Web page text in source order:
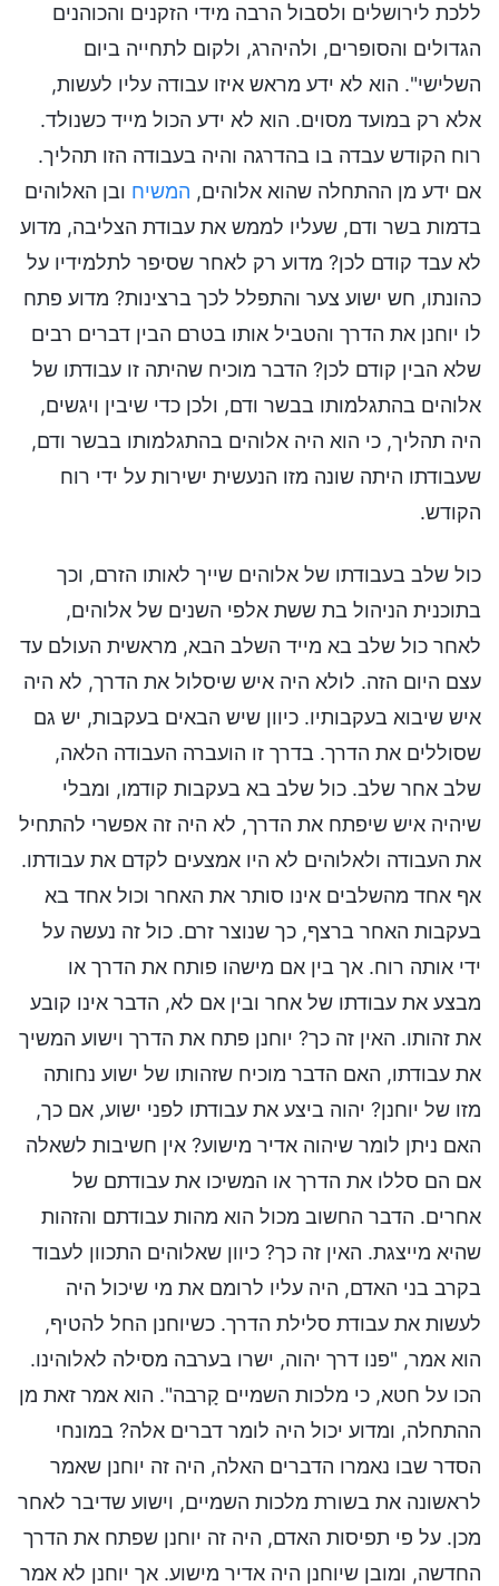
ללכת לירושלים ולסבול הרבה מידי הזקנים והכוהנים
הגדולים והסופרים, ולהיהרג, ולקום לתחייה ביום
השלישי". הוא לא ידע מראש איזו עבודה עליו לעשות,
אלא רק במועד מסוים. הוא לא ידע הכול מייד כשנולד.
רוח הקודש עבדה בו בהדרגה והיה בעבודה הזו תהליך.
אם ידע מן ההתחלה שהוא אלוהים, המשיח ובן האלוהים
בדמות בשר ודם, שעליו לממש את עבודת הצליבה, מדוע
לא עבד קודם לכן? מדוע רק לאחר שסיפר לתלמידיו על
כהונתו, חש ישוע צער והתפלל לכך ברצינות? מדוע פתח
לו יוחנן את הדרך והטביל אותו בטרם הבין דברים רבים
שלא הבין קודם לכן? הדבר מוכיח שהיתה זו עבודתו של
אלוהים בהתגלמותו בבשר ודם, ולכן כדי שיבין ויגשים,
היה תהליך, כי הוא היה אלוהים בהתגלמותו בבשר ודם,
שעבודתו היתה שונה מזו הנעשית ישירות על ידי רוח
הקודש.
כול שלב בעבודתו של אלוהים שייך לאותו הזרם, וכך
בתוכנית הניהול בת ששת אלפי השנים של אלוהים,
לאחר כול שלב בא מייד השלב הבא, מראשית העולם עד
עצם היום הזה. לולא היה איש שיסלול את הדרך, לא היה
איש שיבוא בעקבותיו. כיוון שיש הבאים בעקבות, יש גם
שסוללים את הדרך. בדרך זו הועברה העבודה הלאה,
שלב אחר שלב. כול שלב בא בעקבות קודמו, ומבלי
שיהיה איש שיפתח את הדרך, לא היה זה אפשרי להתחיל
את העבודה ולאלוהים לא היו אמצעים לקדם את עבודתו.
אף אחד מהשלבים אינו סותר את האחר וכול אחד בא
בעקבות האחר ברצף, כך שנוצר זרם. כול זה נעשה על
ידי אותה רוח. אך בין אם מישהו פותח את הדרך או
מבצע את עבודתו של אחר ובין אם לא, הדבר אינו קובע
את זהותו. האין זה כך? יוחנן פתח את הדרך וישוע המשיך
את עבודתו, האם הדבר מוכיח שזהותו של ישוע נחותה
מזו של יוחנן? יהוה ביצע את עבודתו לפני ישוע, אם כך,
האם ניתן לומר שיהוה אדיר מישוע? אין חשיבות לשאלה
אם הם סללו את הדרך או המשיכו את עבודתם של
אחרים. הדבר החשוב מכול הוא מהות עבודתם והזהות
שהיא מייצגת. האין זה כך? כיוון שאלוהים התכוון לעבוד
בקרב בני האדם, היה עליו לרומם את מי שיכול היה
לעשות את עבודת סלילת הדרך. כשיוחנן החל להטיף,
הוא אמר, "פנו דרך יהוה, ישרו בערבה מסילה לאלוהינו.
הכו על חטא, כי מלכות השמיים קָרבה". הוא אמר זאת מן
ההתחלה, ומדוע יכול היה לומר דברים אלה? במונחי
הסדר שבו נאמרו הדברים האלה, היה זה יוחנן שאמר
לראשונה את בשורת מלכות השמיים, וישוע שדיבר לאחר
מכן. על פי תפיסות האדם, היה זה יוחנן שפתח את הדרך
החדשה, ומובן שיוחנן היה אדיר מישוע. אך יוחנן לא אמר